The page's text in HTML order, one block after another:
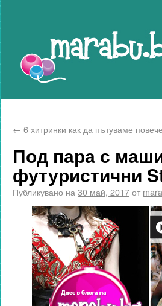
← 6 хитринки как да пътуваме
Под пара с
футуристични
Публикувано на 30 май, 2017от